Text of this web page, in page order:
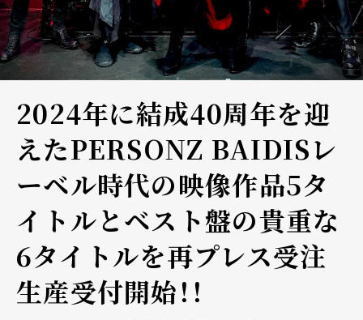
2024年に結成40周年を迎
えたPERSONZ BAIDISレ
ーベル時代の映像作品5タ
イトルとベスト盤の貴重な
6タイトルを再プレス受注
生産受付開始！！